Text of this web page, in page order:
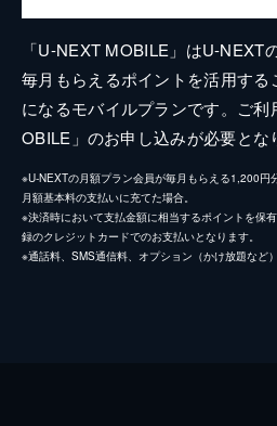
「U-NEXT MOBILE」はU-NEXT
毎月もらえるポイントを活用す
になるモバイルプランです。ご
OBILE」のお申し込みが必要とな
※U-NEXTの月額プラン会員が毎月もらえる1,200円
月額基本料の支払いに充てた場合。
※決済時において支払金額に相当するポイントを保
録のクレジットカードでのお支払いとなります。
※通話料、SMS通信料、オプション（かけ放題など